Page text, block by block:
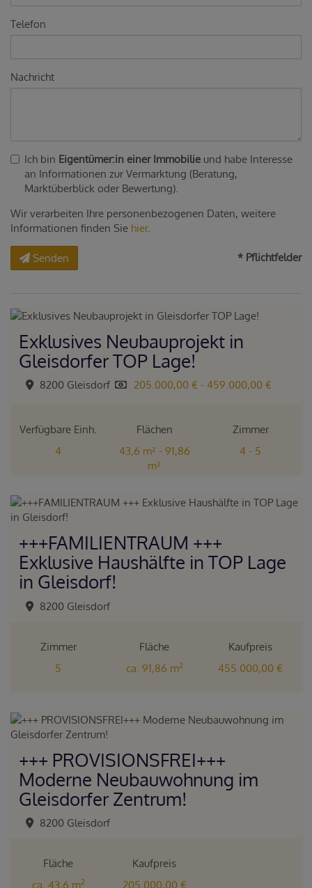
Telefon
Nachricht
Ich bin Eigentümer:in einer Immobilie und habe Interesse
an Informationen zur Vermarktung (Beratung,
Marktüberblick oder Bewertung).
Wir verarbeiten Ihre personenbezogenen Daten, weitere
Informationen finden Sie hier.
Senden * Pflichtfelder
Exklusives Neubauprojekt in
Gleisdorfer TOP Lage!
8200 Gleisdorf 205.000,00 € - 459.000,00 €
Verfügbare Einh.
4
Flächen
43,6 m² - 91,86
m²
Zimmer
4 - 5
+++FAMILIENTRAUM +++
Exklusive Haushälfte in TOP Lage
in Gleisdorf!
8200 Gleisdorf
Zimmer
5
Fläche
ca. 91,86 m2
Kaufpreis
455.000,00 €
+++ PROVISIONSFREI+++
Moderne Neubauwohnung im
Gleisdorfer Zentrum!
8200 Gleisdorf
Fläche
ca. 43,6 m2
Kaufpreis
205.000,00 €